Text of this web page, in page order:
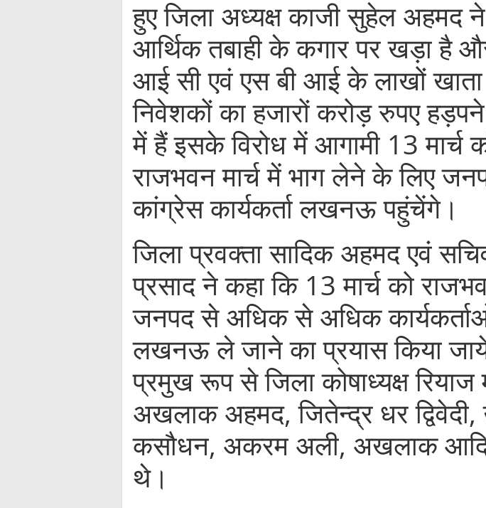
हुए जिला अध्यक्ष काजी सुहेल अहमद
आर्थिक तबाही के कगार पर खड़ा है
आई सी एवं एस बी आई के लाखों खाता
निवेशकों का हजारों करोड़ रुपए
में हैं इसके विरोध में आगामी 13
राजभवन मार्च में भाग लेने के लिए
कांग्रेस कार्यकर्ता लखनऊ पहुंचेंगे।
जिला प्रवक्ता सादिक अहमद एवं
प्रसाद ने कहा कि 13 मार्च को
जनपद से अधिक से अधिक
लखनऊ ले जाने का प्रयास किया
प्रमुख रूप से जिला कोषाध्यक्ष रियाज
अखलाक अहमद, जितेन्द्र धर
कसौधन, अकरम अली, अखलाक
थे।